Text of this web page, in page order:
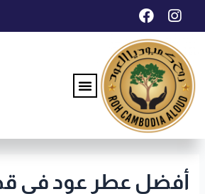
تخطي I
n
s
t
a
g
r
a
m
F
a
c
e
b
o
o
k
Menu
أفضل عطر عود في
Post
navigation